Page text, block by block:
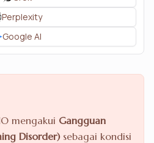
Perplexity
Google AI
mengakui Gangguan
Disorder)sebagai kondisi